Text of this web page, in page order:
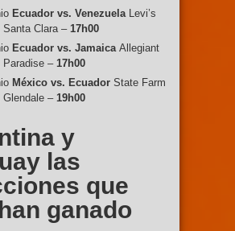
Ecuador vs. VenezuelaLevi’s
Santa Clara – 17h00
Ecuador vs. JamaicaAllegiant
Paradise – 17h00
México vs. Ecuador State Farm
Glendale – 19h00
y
las
que
ganado